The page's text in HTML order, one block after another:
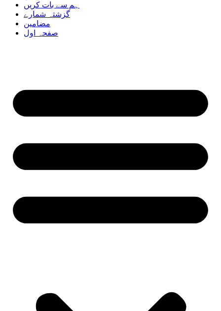
ہم سے بات کریں
گزشتہ شمارے
مضامین
صفحہ اول